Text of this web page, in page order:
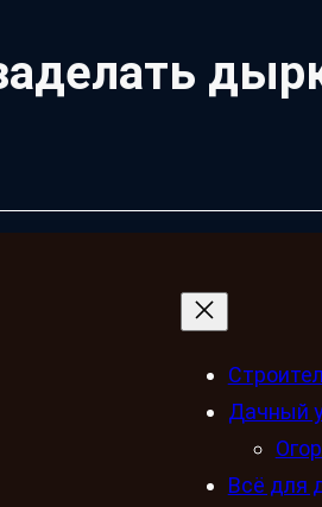
Дачный
Всё для